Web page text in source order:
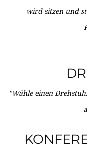
wird sitzen und
"Wähle einen